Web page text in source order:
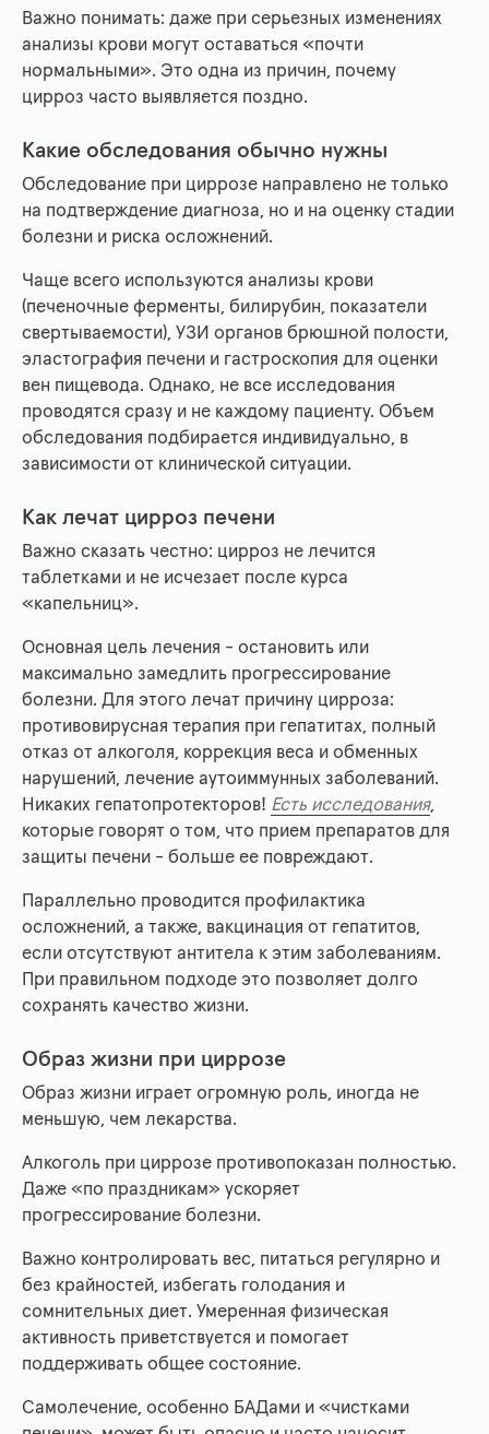
Важно понимать: даже при серьезных изменениях
анализы крови могут оставаться «почти
нормальными». Это одна из причин, почему
цирроз часто выявляется поздно.
Какие обследования обычно нужны
Обследование при циррозе направлено не только
на подтверждение диагноза, но и на оценку стадии
болезни и риска осложнений.
Чаще всего используются анализы крови
(печеночные ферменты, билирубин, показатели
свертываемости), УЗИ органов брюшной полости,
эластография печени и гастроскопия для оценки
вен пищевода. Однако, не все исследования
проводятся сразу и не каждому пациенту. Объем
обследования подбирается индивидуально, в
зависимости от клинической ситуации.
Как лечат цирроз печени
Важно сказать честно: цирроз не лечится
таблетками и не исчезает после курса
«капельниц».
Основная цель лечения - остановить или
максимально замедлить прогрессирование
болезни. Для этого лечат причину цирроза:
противовирусная терапия при гепатитах, полный
отказ от алкоголя, коррекция веса и обменных
нарушений, лечение аутоиммунных заболеваний.
Никаких гепатопротекторов! Есть исследования,
которые говорят о том, что прием препаратов для
защиты печени - больше ее повреждают.
Параллельно проводится профилактика
осложнений, а также, вакцинация от гепатитов,
если отсутствуют антитела к этим заболеваниям.
При правильном подходе это позволяет долго
сохранять качество жизни.
Образ жизни при циррозе
Образ жизни играет огромную роль, иногда не
меньшую, чем лекарства.
Алкоголь при циррозе противопоказан полностью.
Даже «по праздникам» ускоряет
прогрессирование болезни.
Важно контролировать вес, питаться регулярно и
без крайностей, избегать голодания и
сомнительных диет. Умеренная физическая
активность приветствуется и помогает
поддерживать общее состояние.
Самолечение, особенно БАДами и «чистками